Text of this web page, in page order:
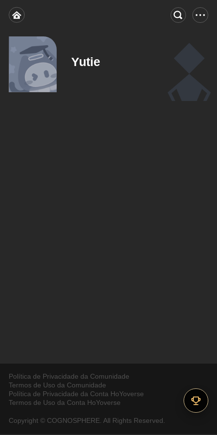
Yutie
Política de Privacidade da Comunidade
Termos de Uso da Comunidade
Política de Privacidade da Conta HoYoverse
Termos de Uso da Conta HoYoverse
Copyright © COGNOSPHERE. All Rights Reserved.